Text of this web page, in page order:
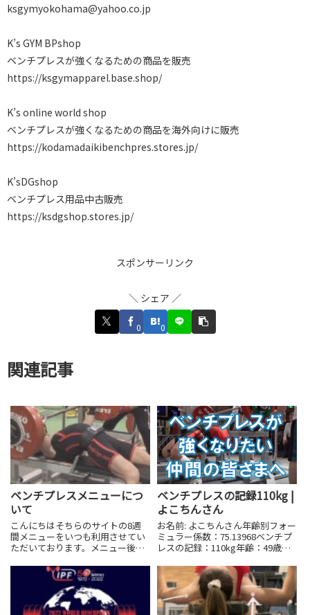
ksgymyokohama@yahoo.co.jp
K’s GYM BPshop
ベンチプレスが強くなるための商品を販売
https://ksgymapparel.base.shop/
K’s online world shop
ベンチプレスが強くなるための商品を海外向けに販売
https://kodamadaikibenchpres.stores.jp/
K’sDGshop
ベンチプレス用品中古販売
https://ksdgshop.stores.jp/
スポンサーリンク
＼ シェア ／
0 0
関連記事
ベンチプレスメニューにつ
いて
こんにちはそちらのサイトの8週
間メニューをいつも利用させてい
ただいております。メニュー後半
セットがこなせなくなってくる場
合(130×3rep×5setなど)があるの
ですが、その場合はクリアできな
かったメニューが...
ベンチプレスの記録110kg |
よこちんさん
お名前: よこちんさん年齢別フォー
ミュラー係数：75.13968ベンチプ
レスの記録：110kg年齢：49歳体
のベンチプレス初心者、49歳。マ
シーン以外の本格的なベンチプレ
スを始めて、約3ヶ月で110kgま...